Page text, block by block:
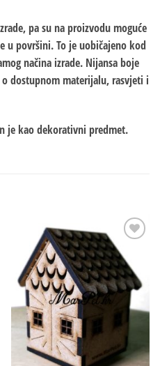
pa su na proizvodu moguće
u površini. To je uobičajeno kod
načina izrade. Nijansa boje
dostupnom materijalu, rasvjeti i
je kao dekorativni predmet.